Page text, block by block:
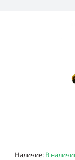
Наличие: В